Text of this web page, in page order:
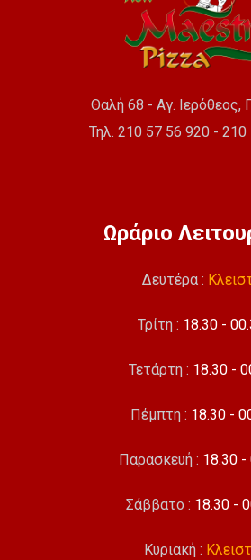
Θαλή 68 - Αγ. Ιερόθεος,
Τηλ. 210 57 56 920 - 210
Ωράριο
Δευτέρα :
Τρίτη : 18.30 -
Τετάρτη : 18.30 -
Πέμπτη : 18.30 -
Παρασκευή : 18.30 -
Σάββατο : 18.30 -
Κυριακή :